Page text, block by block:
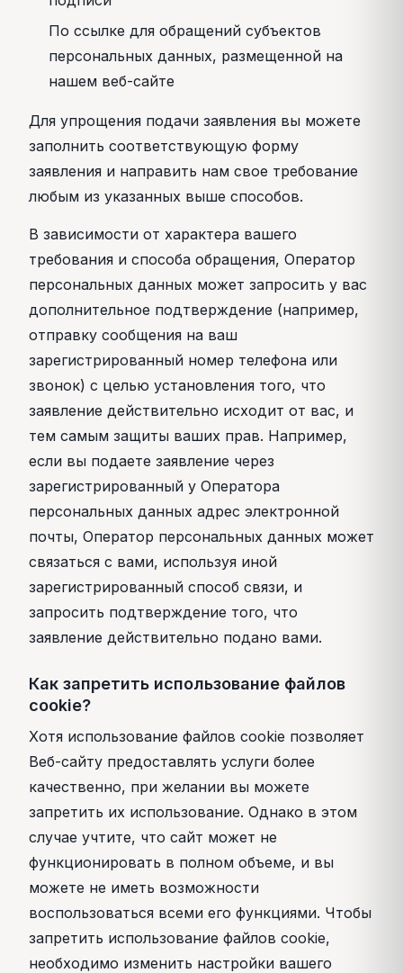
По ссылке для обращений субъектов
персональных данных, размещенной на
нашем веб-сайте
Для упрощения подачи заявления вы можете
заполнить соответствующую форму
заявления и направить нам свое требование
любым из указанных выше способов.
В зависимости от характера вашего
требования и способа обращения, Оператор
персональных данных может запросить у вас
дополнительное подтверждение (например,
отправку сообщения на ваш
зарегистрированный номер телефона или
звонок) с целью установления того, что
заявление действительно исходит от вас, и
тем самым защиты ваших прав. Например,
если вы подаете заявление через
зарегистрированный у Оператора
персональных данных адрес электронной
почты, Оператор персональных данных может
связаться с вами, используя иной
зарегистрированный способ связи, и
запросить подтверждение того, что
заявление действительно подано вами.
Как запретить использование файлов
cookie?
Хотя использование файлов cookie позволяет
Веб-сайту предоставлять услуги более
качественно, при желании вы можете
запретить их использование. Однако в этом
случае учтите, что сайт может не
функционировать в полном объеме, и вы
можете не иметь возможности
воспользоваться всеми его функциями. Чтобы
запретить использование файлов cookie,
необходимо изменить настройки вашего